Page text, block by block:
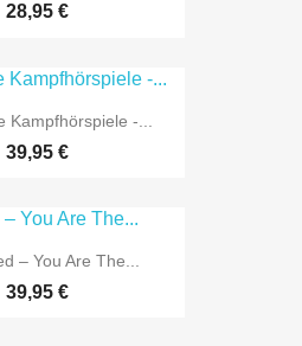
28,95 €
Kampfhörspiele -...
39,95 €
‎– You Are The...
39,95 €